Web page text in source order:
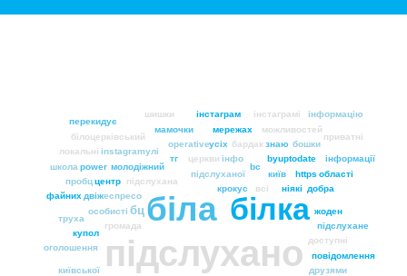
підслухано
біла білка
бц
крокус всі
підслухана
підслуханої
громада
еспресо
київ
ніякі
молодіжний
особисті
центр
церкви інфо
bc
byuptodate
https
instagram
operative
power
бардак бошки
білоцерківський
двіж
добра
доступні
друзями
жоден
знаю
київської
купол
локальні
мамочки мережах можливостей
області
оголошення
перекидує
повідомлення
приватні
пробц
підслухане
тг
труха
улі
усіх
файних
шишки
школа
інстаграм інстаграмі інформацію
інформації